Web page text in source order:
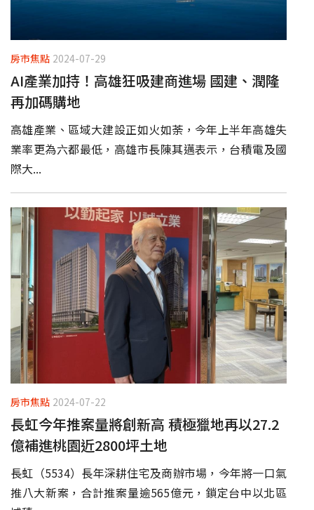
房市焦點 2024-07-29
AI產業加持！高雄狂吸建商進場 國建、潤隆
再加碼購地
高雄產業、區域大建設正如火如荼，今年上半年高雄失
業率更為六都最低，高雄市長陳其邁表示，台積電及國
際大...
房市焦點 2024-07-22
長虹今年推案量將創新高 積極獵地再以27.2
億補進桃園近2800坪土地
長虹（5534）長年深耕住宅及商辦市場，今年將一口氣
推八大新案，合計推案量逾565億元，鎖定台中以北區